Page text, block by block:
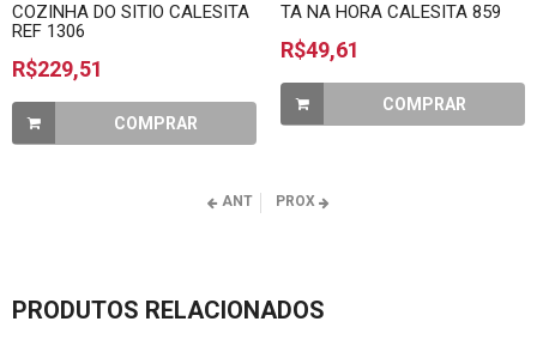
COZINHA DO SITIO CALESITA
REF 1306
R$229,51
COMPRAR
TA NA HORA CALESITA 859
R$49,61
COMPRAR
ANT PROX
PRODUTOS RELACIONADOS